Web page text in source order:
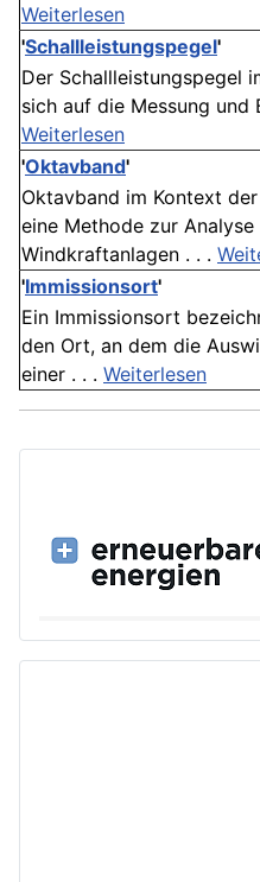
Weiterlesen
'Schallleistungspegel'
Der Schallleistungspegel
sich auf die Messung und
Weiterlesen
'Oktavband'
Oktavband im Kontext
eine Methode zur
Windkraftanlagen . . .
'Immissionsort'
Ein Immissionsort
den Ort, an dem die
einer . . . Weiterlesen